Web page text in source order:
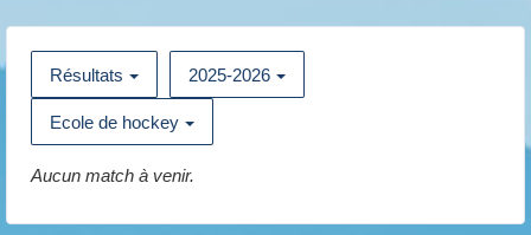
Résultats 2025-2026
Ecole de hockey
Aucun match à venir.